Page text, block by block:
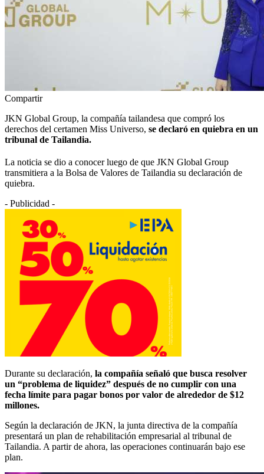
Compartir
JKN Global Group, la compañía tailandesa que compró los
derechos del certamen Miss Universo, se declaró en quiebra en un
tribunal de Tailandia.
La noticia se dio a conocer luego de que JKN Global Group
transmitiera a la Bolsa de Valores de Tailandia su declaración de
quiebra.
- Publicidad -
Durante su declaración, la compañía señaló que busca resolver
un “problema de liquidez” después de no cumplir con una
fecha límite para pagar bonos por valor de alrededor de $12
millones.
Según la declaración de JKN, la junta directiva de la compañía
presentará un plan de rehabilitación empresarial al tribunal de
Tailandia. A partir de ahora, las operaciones continuarán bajo ese
plan.